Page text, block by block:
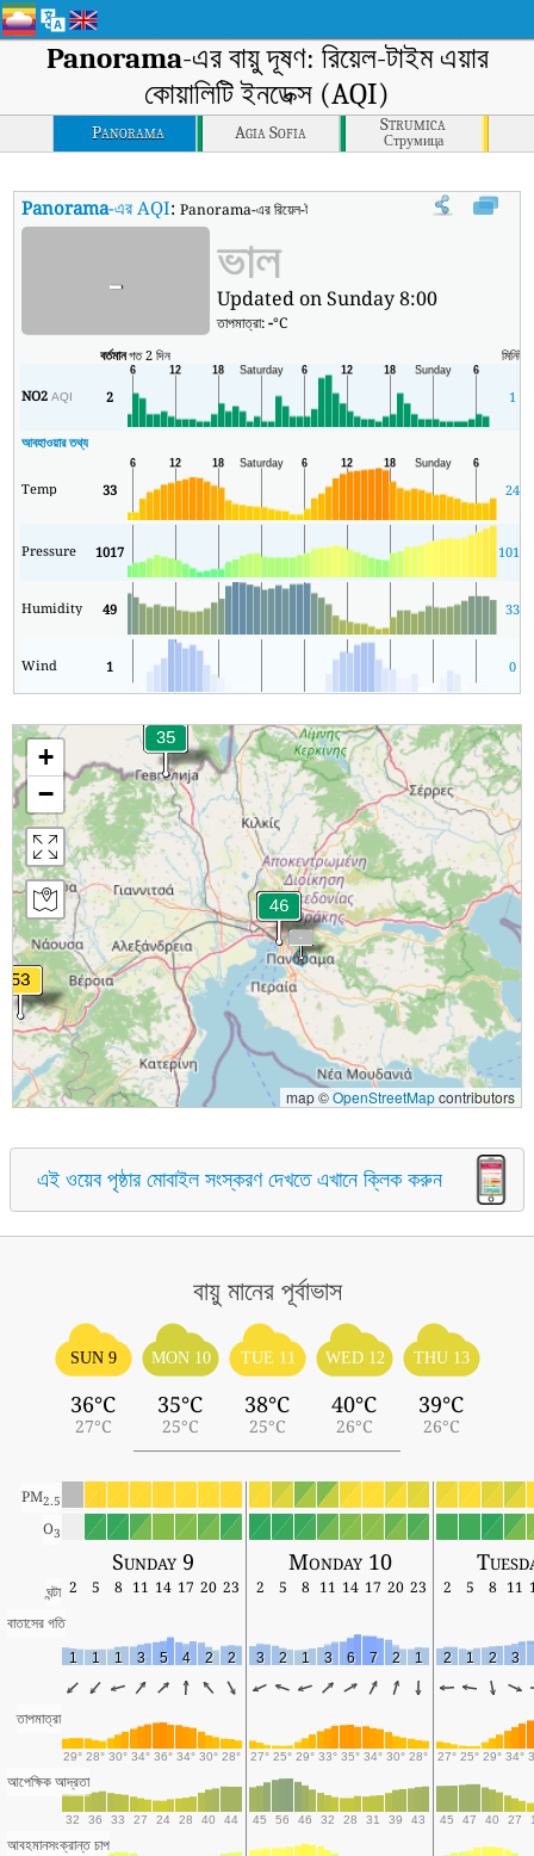
Panorama-এর বায়ু দূষণ: রিয়েল-টাইম এয়ার
কোয়ালিটি ইনডেক্স (AQI)
Panorama Agia Sofia Strumica
Струмица
Panorama-এর AQI:Panorama-এর রিয়েল-টাইম এয়ার কোয়ালিটি ইনডেক্স (AQI)।
- ভাল
Updated on Sunday 8:00
তাপমাত্রা:-°C
বর্তমানগত 2 দিন মিনিট
NO2AQI 2 1
আবহাওয়ার তথ্য
Temp 33 24
Pressure 1017 1012
Humidity 49 33
Wind 1 0
+
−
map ©OpenStreetMapcontributors
এই ওয়েব পৃষ্ঠার মোবাইল সংস্করণ দেখতে এখানে ক্লিক করুন
বায়ু মানের পূর্বাভাস
SUN 9
36°C
27°C
MON 10
35°C
25°C
TUE 11
38°C
25°C
WED 12
40°C
26°C
THU 13
39°C
26°C
PM2.5
O3
Sunday 9 Monday 10
ঘন্টা 2 5 8 11 14 17 20 23 2 5 8 11 14 17 20 23 2 5 8 11
বাতাসের গতি
1 1 1 3 5 4 2 2 3 2 1 3 6 7 2 1 2 1 2 3
তাপমাত্রা
29° 28° 30° 34° 36° 34° 30° 28° 27° 25° 29° 33° 35° 34° 30° 28° 27° 25° 29° 34°
আপেক্ষিক আদ্রতা
32 36 33 27 24 28 40 44 45 56 46 32 28 31 39 43 45 47 40 27
আবহমানসংক্রান্ত চাপ